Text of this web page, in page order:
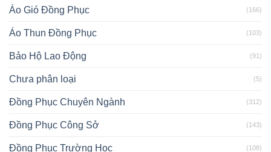
Áo Gió Đồng Phục (166)
Áo Thun Đồng Phục (103)
Bảo Hộ Lao Động (91)
Chưa phân loại (5)
Đồng Phục Chuyên Ngành (312)
Đồng Phục Công Sở (143)
Đồng Phục Trường Học (108)